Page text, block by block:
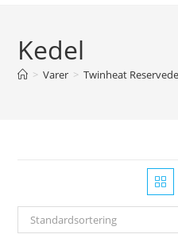
Kedel
> Varer > Twinheat
Standardsortering